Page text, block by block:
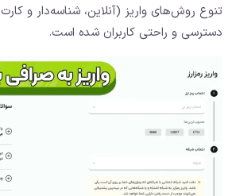
تنوع روش‌های واریز (آنلاین، شناسه‌دار و
دسترسی و راحتی کاربران شده است.